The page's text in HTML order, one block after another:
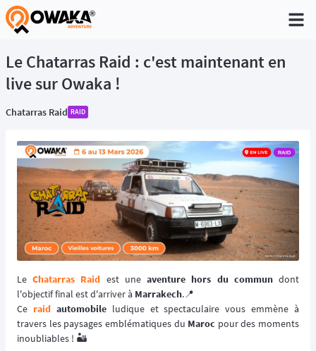
®
Le Chatarras Raid : c'est maintenant en
live sur Owaka !
Chatarras Raid RAID
LeChatarras Raid est uneaventure hors du commundont
l'objectif final est d'arriver à Marrakech.📍
Ce raidautomobileludique et spectaculaire vous emmène à
travers les paysages emblématiques du Maroc pour des moments
inoubliables ! 🏜️